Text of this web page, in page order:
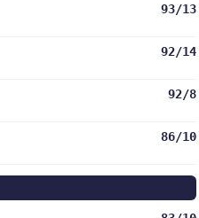
93/13
92/14
92/8
86/10